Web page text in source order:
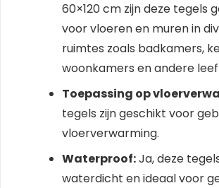
60×120 cm zijn deze tegels
voor vloeren en muren in
ruimtes zoals badkamers,
woonkamers en andere
Toepassing op
tegels zijn geschikt voor
vloerverwarming.
Waterproof:Ja, deze
waterdicht en ideaal voor